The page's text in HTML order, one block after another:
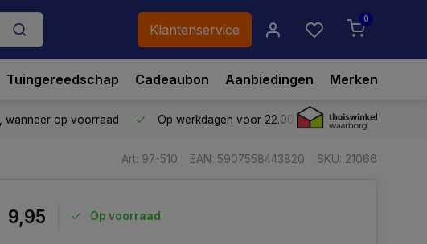
Klantenservice
0
Tuingereedschap Cadeaubon Aanbiedingen Merken
, wanneer op voorraad Op werkdagen voor 22.00 uur besteld,vandaag
Art: 97-510 EAN: 5907558443820 SKU: 21066
9,95 Op voorraad